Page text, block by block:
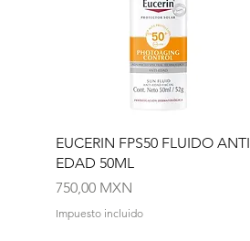
Vista rápida
EUCERIN FPS50 FLUIDO ANTI
EDAD 50ML
Precio
750,00 MXN
Impuesto incluido